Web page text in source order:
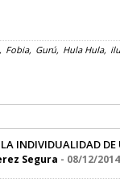
Fobia Gurú Hula Hula
INDIVIDUALIDAD DE
Segura - 08/12/2014